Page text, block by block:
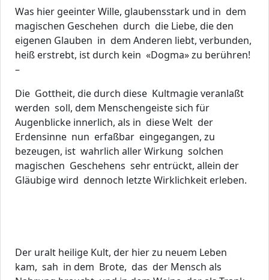
Was hier geeinter Wille, glaubensstark und in dem
magischen Geschehen durch die Liebe, die den
eigenen Glauben in dem Anderen liebt, verbunden,
heiß erstrebt, ist durch kein «Dogma» zu berühren!
–
Die Gottheit, die durch diese Kultmagie veranlaßt
werden soll, dem Menschengeiste sich für
Augenblicke innerlich, als in diese Welt der
Erdensinne nun erfaßbar eingegangen, zu
bezeugen, ist wahrlich aller Wirkung solchen
magischen Geschehens sehr entrückt, allein der
Gläubige wird dennoch letzte Wirklichkeit erleben.
Der uralt heilige Kult, der hier zu neuem Leben
kam, sah in dem Brote, das der Mensch als